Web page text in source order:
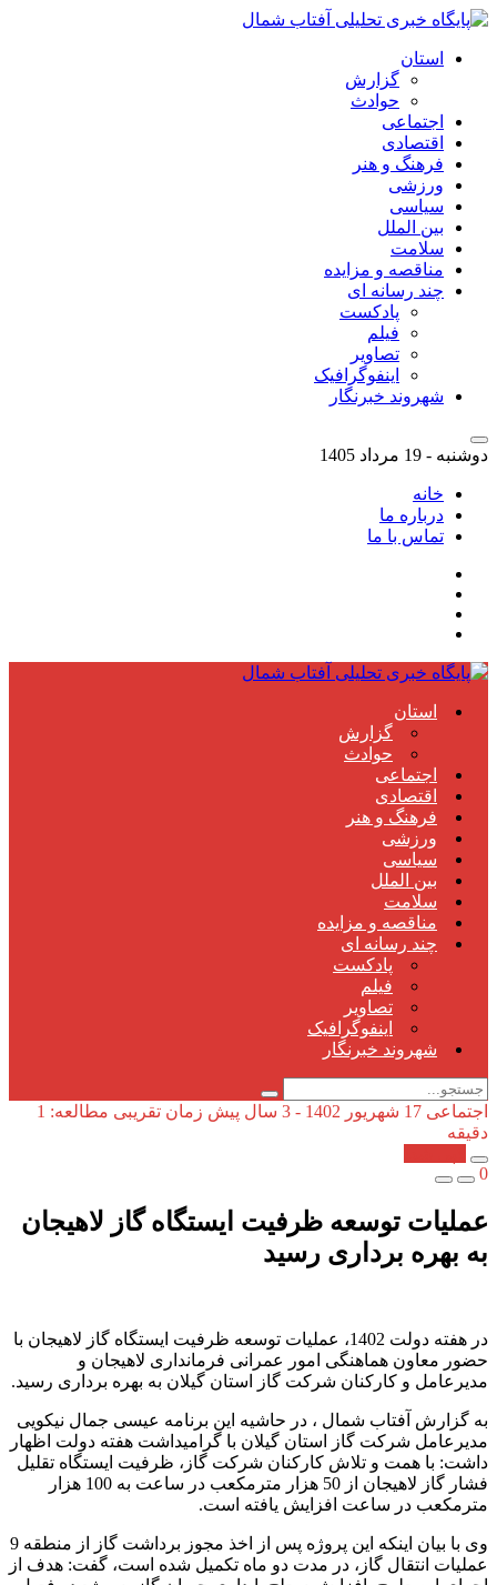
استان
گزارش
حوادث
اجتماعی
اقتصادی
فرهنگ و هنر
ورزشی
سیاسی
بین الملل
سلامت
مناقصه و مزایده
چند رسانه ای
پادکست
فیلم
تصاویر
اینفوگرافیک
شهروند خبرنگار
دوشنبه - 19 مرداد 1405
خانه
درباره ما
تماس با ما
استان
گزارش
حوادث
اجتماعی
اقتصادی
فرهنگ و هنر
ورزشی
سیاسی
بین الملل
سلامت
مناقصه و مزایده
چند رسانه ای
پادکست
فیلم
تصاویر
اینفوگرافیک
شهروند خبرنگار
اجتماعی 17 شهریور 1402 - 3 سال پیش
زمان تقریبی مطالعه: 1
دقیقه
0
عملیات توسعه ظرفیت ایستگاه گاز لاهیجان
به بهره برداری رسید
در هفته دولت 1402، عملیات توسعه ظرفیت ایستگاه گاز لاهیجان با
حضور معاون هماهنگی امور عمرانی فرمانداری لاهیجان و
مدیرعامل و کارکنان شرکت گاز استان گیلان به بهره برداری رسید.
به گزارش آفتاب شمال ، در حاشیه این برنامه عیسی جمال نیکویی
مدیرعامل شرکت گاز استان گیلان با گرامیداشت هفته دولت اظهار
داشت: با همت و تلاش کارکنان شرکت گاز، ظرفیت ایستگاه تقلیل
فشار گاز لاهیجان از 50 هزار مترمکعب در ساعت به 100 هزار
مترمکعب در ساعت افزایش یافته است.
وی با بیان اینکه این پروژه پس از اخذ مجوز برداشت گاز از منطقه 9
عملیات انتقال گاز، در مدت دو ماه تکمیل شده است، گفت: هدف از